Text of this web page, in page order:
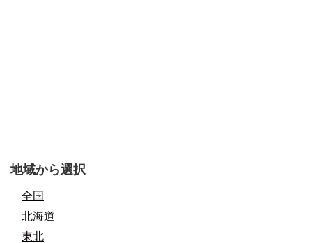
地域から選択
全国
北海道
東北